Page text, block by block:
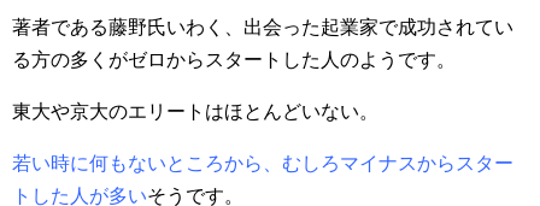
著者である藤野氏いわく、出会った起業家で成功されてい
る方の多くがゼロからスタートした人のようです。
東大や京大のエリートはほとんどいない。
若い時に何もないところから、むしろマイナスからスター
トした人が多いそうです。